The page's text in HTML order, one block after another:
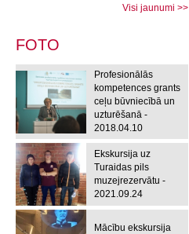
Visi jaunumi >>
FOTO
Profesionālās
kompetences grants
ceļu būvniecībā un
uzturēšanā -
2018.04.10
Ekskursija uz
Turaidas pils
muzejrezervātu -
2021.09.24
Mācību ekskursija